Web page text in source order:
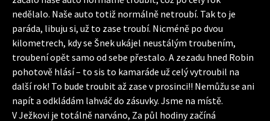
nedělalo. Naše auto totiž normálně netroubí. Tak to je
paráda, libuju si, už to zase troubí. Nicméně po dvou
kilometrech, kdy se Šnek ukájel neustálým troubením,
troubení opět samo od sebe přestalo. A zezadu hned Robin
pohotově hlásí – to sis to kamaráde už celý vytroubil na
další rok! To bude troubit až zase v prosinci!! Nemůžu se ani
napít a odkládám lahváč do zásuvky. Jsme na místě.
V Ježkovi je totálně narváno, Za půl hodiny začíná